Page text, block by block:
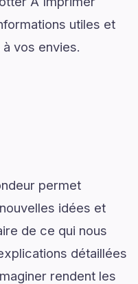
utiles et
vos envies.
permet
idées et
de ce qui nous
détaillées
rendent les